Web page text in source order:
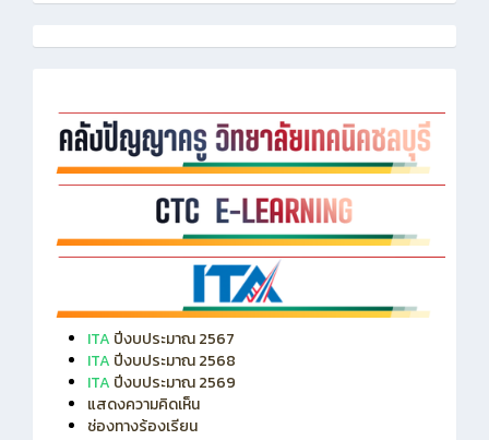
ITA ปีงบประมาณ 2567
ITA ปีงบประมาณ 2568
ITA ปีงบประมาณ 2569
แสดงความคิดเห็น
ช่องทางร้องเรียน